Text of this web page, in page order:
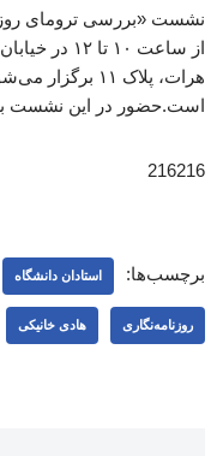
از ساعت ۱۰
هرات، پلاک ۱۱
است.حضور در این نشست
216216
برچسب‌ها: استادان دانشگاه
روزنامه‌نگاری هادی خانیکی